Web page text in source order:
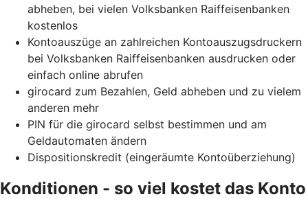
abheben, bei vielen Volksbanken Raiffeisenbanken
kostenlos
Kontoauszüge an zahlreichen Kontoauszugsdruckern
bei Volksbanken Raiffeisenbanken ausdrucken oder
einfach online abrufen
girocard zum Bezahlen, Geld abheben und zu vielem
anderen mehr
PIN für die girocard selbst bestimmen und am
Geldautomaten ändern
Dispositionskredit (eingeräumte Kontoüberziehung)
Konditionen - so viel kostet das Konto